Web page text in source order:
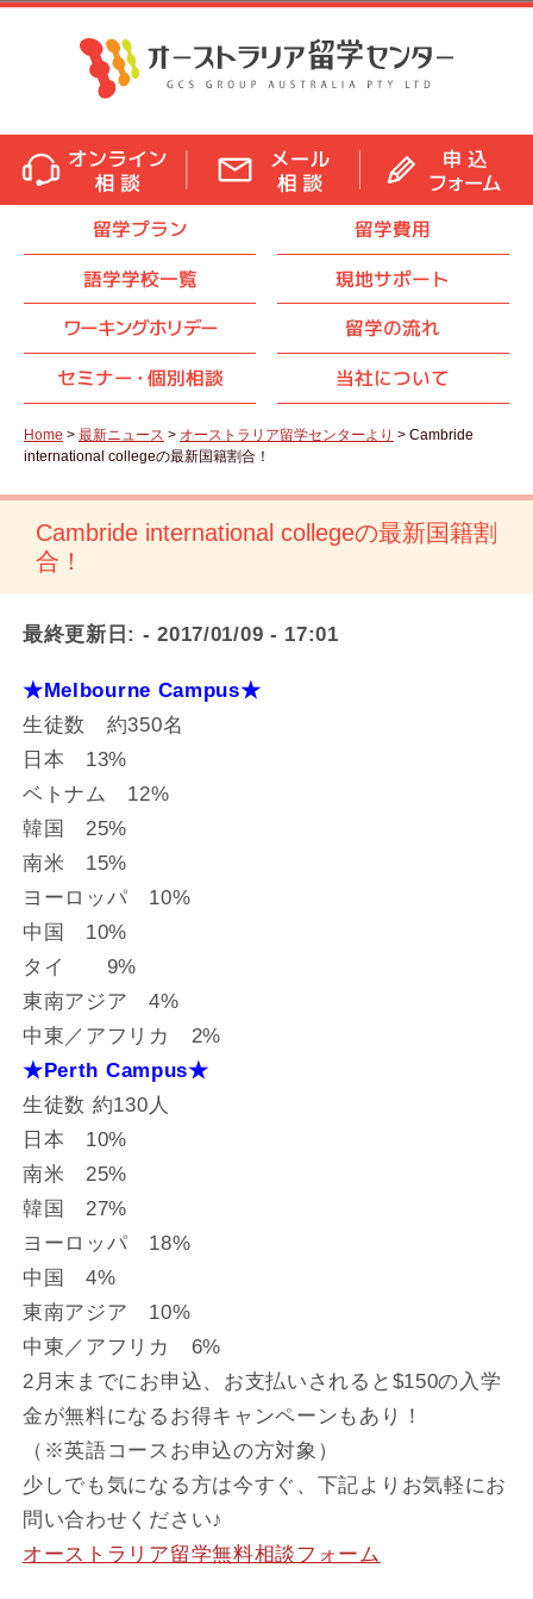
留学プラン
留学費用
語学学校一覧
現地サポート
ワーキングホリデー
留学の流れ
セミナー・ 個別相談 当社について
Home > 最新ニュース > オーストラリア留学センターより > Cambride
international collegeの最新国籍割合！
Cambride international collegeの最新国籍割
合！
最終更新日: - 2017/01/09 - 17:01
★Melbourne Campus★
生徒数 約350名
日本 13%
ベトナム 12%
韓国 25%
南米 15%
ヨーロッパ 10%
中国 10%
タイ 9%
東南アジア 4%
中東／アフリカ 2%
★Perth Campus★
生徒数 約130人
日本 10%
南米 25%
韓国 27%
ヨーロッパ 18%
中国 4%
東南アジア 10%
中東／アフリカ 6%
2月末までにお申込、お支払いされると$150の入学
金が無料になるお得キャンペーンもあり！
（※英語コースお申込の方対象）
少しでも気になる方は今すぐ、下記よりお気軽にお
問い合わせください♪
オーストラリア留学無料相談フォーム